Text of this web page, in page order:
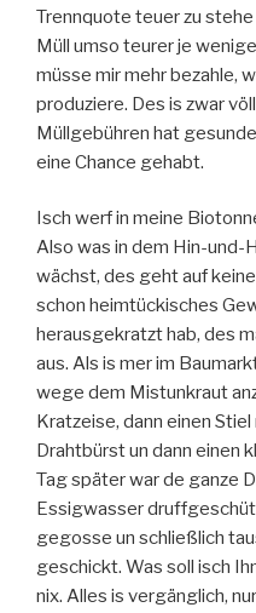
Trennquote teuer zu
Müll umso teurer je
müsse mir mehr bezahle,
produziere. Des is zwar
Müllgebühren hat
eine Chance gehabt.
Isch werf in meine
Also was in dem Hin-und-
wächst, des geht auf
schon heimtückisches
herausgekratzt hab, des
aus. Als is mer im
wege dem Mistunkraut
Kratzeise, dann einen
Drahtbürst un dann einen
Tag später war de ganze
Essigwasser
gegosse un schließlich
geschickt. Was soll isch
nix. Alles is vergänglich,